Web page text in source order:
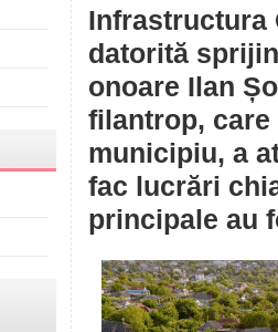
Infrastructura
datorită
onoare Ilan
filantrop,
municipiu, a
fac lucrări
principale au